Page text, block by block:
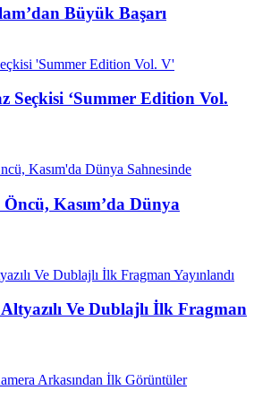
Büyük Başarı
Seçkisi ‘Summer Edition Vol.
Öncü, Kasım’da Dünya
Ve Dublajlı İlk Fragman